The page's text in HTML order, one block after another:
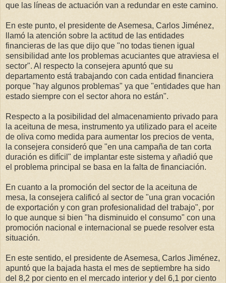
que las líneas de actuación van a redundar en este camino.
En este punto, el presidente de Asemesa, Carlos Jiménez,
llamó la atención sobre la actitud de las entidades
financieras de las que dijo que "no todas tienen igual
sensibilidad ante los problemas acuciantes que atraviesa el
sector". Al respecto la consejera apuntó que su
departamento está trabajando con cada entidad financiera
porque "hay algunos problemas" ya que "entidades que han
estado siempre con el sector ahora no están".
Respecto a la posibilidad del almacenamiento privado para
la aceituna de mesa, instrumento ya utilizado para el aceite
de oliva como medida para aumentar los precios de venta,
la consejera consideró que "en una campaña de tan corta
duración es difícil" de implantar este sistema y añadió que
el problema principal se basa en la falta de financiación.
En cuanto a la promoción del sector de la aceituna de
mesa, la consejera calificó al sector de "una gran vocación
de exportación y con gran profesionalidad del trabajo", por
lo que aunque si bien "ha disminuido el consumo" con una
promoción nacional e internacional se puede resolver esta
situación.
En este sentido, el presidente de Asemesa, Carlos Jiménez,
apuntó que la bajada hasta el mes de septiembre ha sido
del 8,2 por ciento en el mercado interior y del 6,1 por ciento